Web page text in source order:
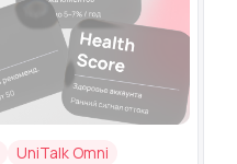
UniTalk Omni